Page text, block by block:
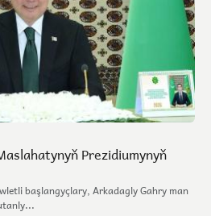
Prezidiumynyň
başlangyçlary, Arkadagly Gahry man